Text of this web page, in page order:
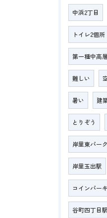
中浜2丁目
トイレ2個所
第一種中高
難しい
暑い 建
とりぞう
岸里東パー
岸里玉出駅
コインパー
谷町四丁目駅